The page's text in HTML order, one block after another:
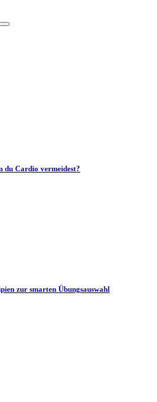
du Cardio vermeidest?
zur smarten Übungsauswahl